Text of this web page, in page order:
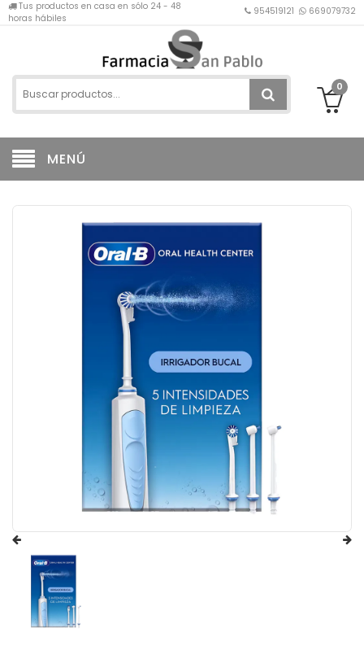
Tus productos en casa en sólo 24 - 48
horas hábiles
954519121 669079732
0
MENÚ